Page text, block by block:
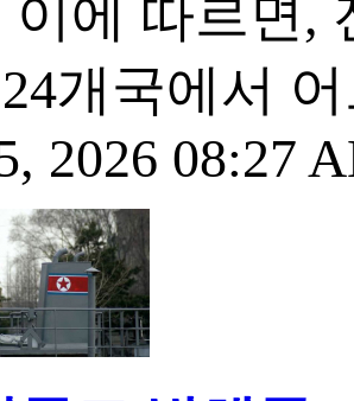
이에 따르면,
개국에서
2026 08:27